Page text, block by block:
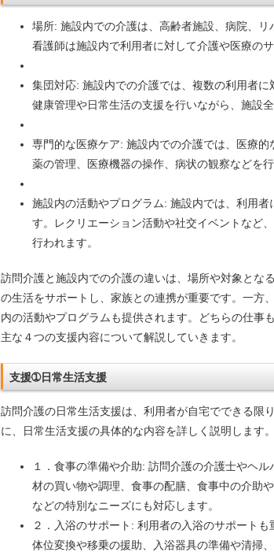
場所: 施設内での介護は、高齢者施設、病院、
看護師は施設内で利用者に対して介護や医療の
集団対応: 施設内での介護では、複数の利用者
健康管理や日常生活の支援を行いながら、施設
専門的な医療ケア: 施設内での介護では、医療
薬の管理、医療機器の操作、病状の観察などを行
施設内の活動やプログラム: 施設内では、利用
す。レクリエーション活動や社交イベントなど
行われます。
訪問介護と施設内での介護の違いは、場所や対象とな
の生活をサポートし、家族との連携が重要です。一方
内の活動やプログラムも提供されます。どちらの仕事
主な４つの支援内容について解説していきます。
支援➀日常生活支援
訪問介護の日常生活支援は、利用者が自宅でできる限
に、日常生活支援の具体的な内容を詳しく説明します。
１．食事の準備や介助: 訪問介護の介護士やヘ
材の買い物や調理、食事の配膳、食事中の介助
などの特別なニーズにも対応します。
２．入浴のサポート: 利用者の入浴のサポート
体位変換や移乗の援助、入浴器具の準備や清掃